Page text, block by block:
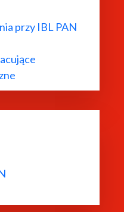
przy IBL PAN
stanowisko adiunkt w